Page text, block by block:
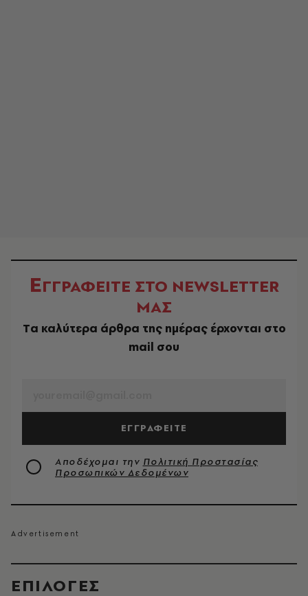
EΠΙΛΟΓΈΣ
ΕΓΓΡΑΦΕΙΤΕ ΣΤΟ NEWSLETTER
ΜΑΣ
Tα καλύτερα άρθρα της ημέρας έρχονται στο
mail σου
ΕΓΓΡΑΦΕΙΤΕ
Αποδέχομαι την Πολιτική Προστασίας
Προσωπικών Δεδομένων